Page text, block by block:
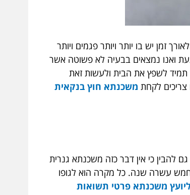
זמן יש בו יותר ויותר פגמים ויותר
ואנו נמצאים בבעיה לא פשוטה אשר
תמיד לשפץ את הבית ולעשות זאת
צריכים לקחת משכנתא חוץ בנקאית
להבין כי אין דבר כזה משכנתא גנרית
עשרה שנה. כל מקרה הוא לגופו
משכנתא פרטי תשואות